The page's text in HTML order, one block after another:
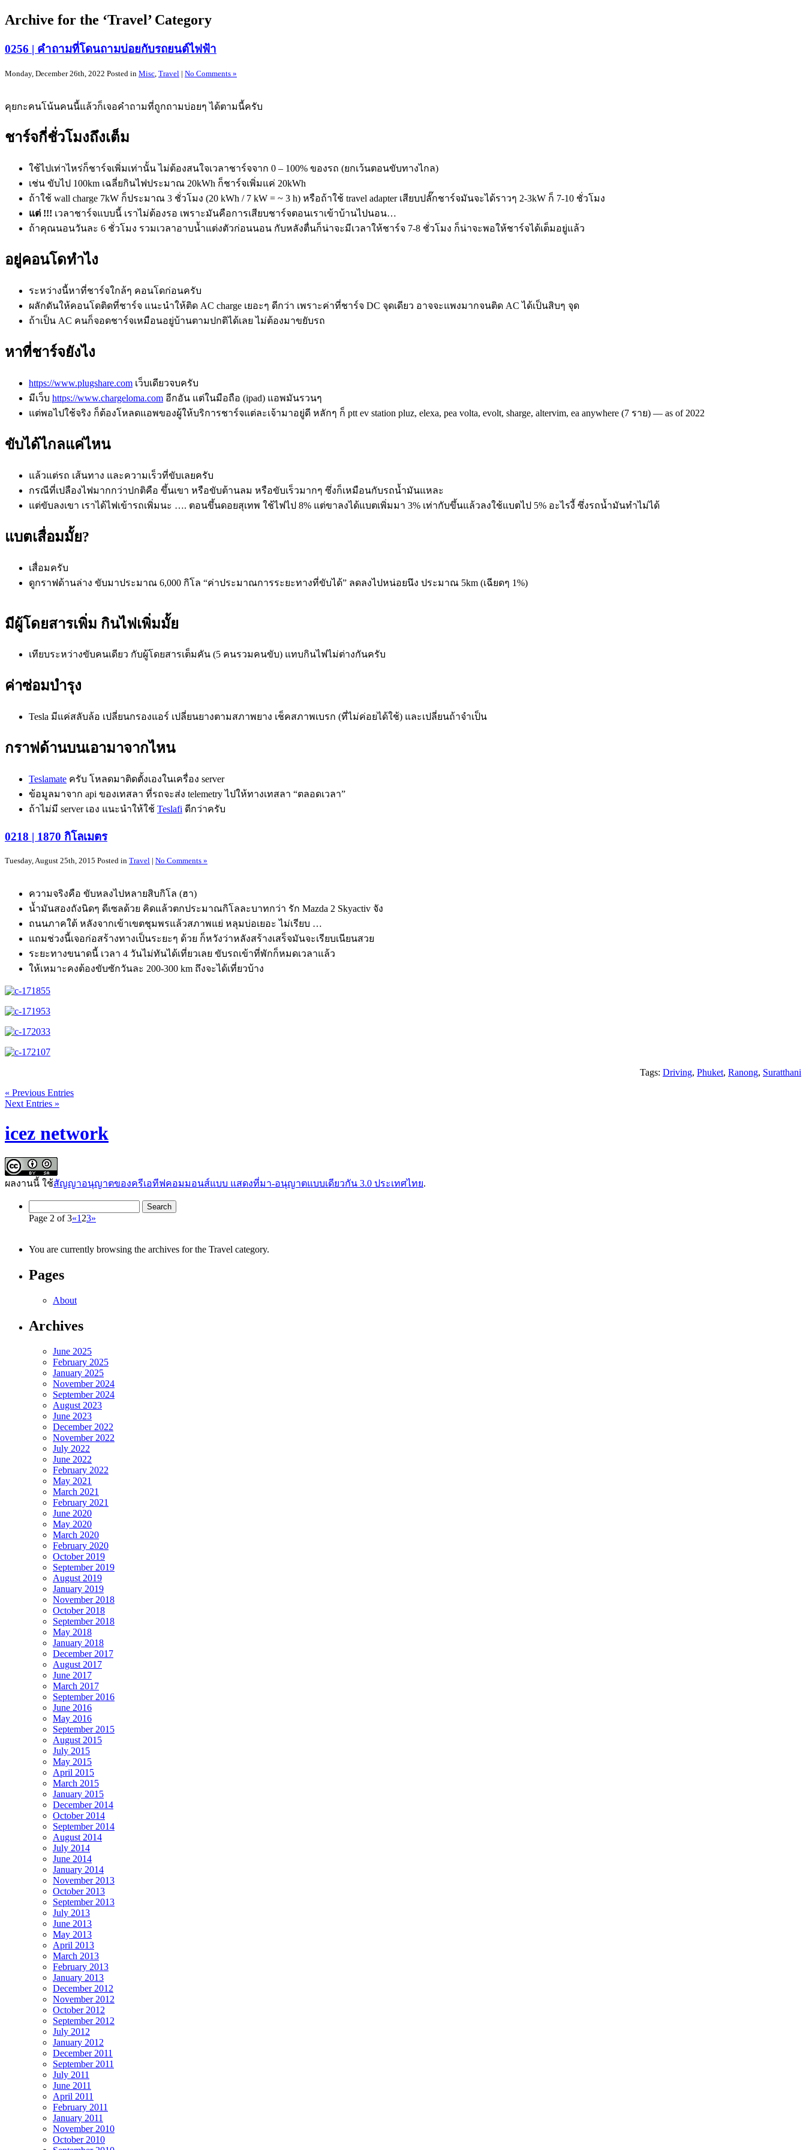
Archive for the ‘Travel’ Category
0256 | คำถามที่โดนถามบ่อยกับรถยนต์ไฟฟ้า
Monday, December 26th, 2022 Posted in Misc Travel | No Comments »
คุยกะคนโน้นคนนี้แล้วก็เจอคำถามที่ถูกถามบ่อยๆ ได้ตามนี้ครับ
ชาร์จกี่ชั่วโมงถึงเต็ม
ใช้ไปเท่าไหร่ก็ชาร์จเพิ่มเท่านั้น ไม่ต้องสนใจเวลาชาร์จจาก 0 – 100% ของรถ (ยกเว้นตอนขับทางไกล)
เช่น ขับไป 100km เฉลี่ยกินไฟประมาณ 20kWh ก็ชาร์จเพิ่มแค่ 20kWh
ถ้าใช้ wall charge 7kW ก็ประมาณ 3 ชั่วโมง (20 kWh / 7 kW = ~ 3 h) หรือถ้าใช้ travel adapter เสียบปลั๊กชาร์จมันจะได้ราวๆ 2-3kW ก็ 7-10 ชั่วโมง
แต่ !!! เวลาชาร์จแบบนี้ เราไม่ต้องรอ เพราะมันคือการเสียบชาร์จตอนเราเข้าบ้านไปนอน…
ถ้าคุณนอนวันละ 6 ชั่วโมง รวมเวลาอาบน้ำแต่งตัวก่อนนอน กับหลังตื่นก็น่าจะมีเวลาให้ชาร์จ 7-8 ชั่วโมง ก็น่าจะพอให้ชาร์จได้เต็มอยู่แล้ว
อยู่คอนโดทำไง
ระหว่างนี้หาที่ชาร์จใกล้ๆ คอนโดก่อนครับ
ผลักดันให้คอนโดติดที่ชาร์จ แนะนำให้ติด AC charge เยอะๆ ดีกว่า เพราะค่าที่ชาร์จ DC จุดเดียว อาจจะแพงมากจนติด AC ได้เป็นสิบๆ จุด
ถ้าเป็น AC คนก็จอดชาร์จเหมือนอยู่บ้านตามปกติได้เลย ไม่ต้องมาขยับรถ
หาที่ชาร์จยังไง
https://www.plugshare.com เว็บเดียวจบครับ
มีเว็บ https://www.chargeloma.com อีกอัน แต่ในมือถือ (ipad) แอพมันรวนๆ
แต่พอไปใช้จริง ก็ต้องโหลดแอพของผู้ให้บริการชาร์จแต่ละเจ้ามาอยู่ดี หลักๆ ก็ ptt ev station pluz, elexa, pea volta, evolt, sharge, altervim, ea anywhere (7 ราย) — as of 2022
ขับได้ไกลแค่ไหน
แล้วแต่รถ เส้นทาง และความเร็วที่ขับเลยครับ
กรณีที่เปลืองไฟมากกว่าปกติคือ ขึ้นเขา หรือขับต้านลม หรือขับเร็วมากๆ ซึ่งก็เหมือนกับรถน้ำมันแหละ
แต่ขับลงเขา เราได้ไฟเข้ารถเพิ่มนะ …. ตอนขึ้นดอยสุเทพ ใช้ไฟไป 8% แต่ขาลงได้แบตเพิ่มมา 3% เท่ากับขึ้นแล้วลงใช้แบตไป 5% อะไรงี้ ซึ่งรถน้ำมันทำไม่ได้
แบตเสื่อมมั้ย?
เสื่อมครับ
ดูกราฟด้านล่าง ขับมาประมาณ 6,000 กิโล “ค่าประมาณการระยะทางที่ขับได้” ลดลงไปหน่อยนึง ประมาณ 5km (เฉียดๆ 1%)
มีผู้โดยสารเพิ่ม กินไฟเพิ่มมั้ย
เทียบระหว่างขับคนเดียว กับผู้โดยสารเต็มคัน (5 คนรวมคนขับ) แทบกินไฟไม่ต่างกันครับ
ค่าซ่อมบำรุง
Tesla มีแค่สลับล้อ เปลี่ยนกรองแอร์ เปลี่ยนยางตามสภาพยาง เช็คสภาพเบรก (ที่ไม่ค่อยได้ใช้) และเปลี่ยนถ้าจำเป็น
กราฟด้านบนเอามาจากไหน
Teslamate ครับ โหลดมาติดตั้งเองในเครื่อง server
ข้อมูลมาจาก api ของเทสลา ที่รถจะส่ง telemetry ไปให้ทางเทสลา “ตลอดเวลา”
ถ้าไม่มี server เอง แนะนำให้ใช้ Teslafi ดีกว่าครับ
0218 | 1870 กิโลเมตร
Tuesday, August 25th, 2015 Posted in Travel | No Comments »
ความจริงคือ ขับหลงไปหลายสิบกิโล (ฮา)
น้ำมันสองถังนิดๆ ดีเซลด้วย คิดแล้วตกประมาณกิโลละบาทกว่า รัก Mazda 2 Skyactiv จัง
ถนนภาคใต้ หลังจากเข้าเขตชุมพรแล้วสภาพแย่ หลุมบ่อเยอะ ไม่เรียบ …
แถมช่วงนี้เจอก่อสร้างทางเป็นระยะๆ ด้วย ก็หวังว่าหลังสร้างเสร็จมันจะเรียบเนียนสวย
ระยะทางขนาดนี้ เวลา 4 วันไม่ทันได้เที่ยวเลย ขับรถเข้าที่พักก็หมดเวลาแล้ว
ให้เหมาะคงต้องขับซักวันละ 200-300 km ถึงจะได้เที่ยวบ้าง
Tags: Driving, Phuket, Ranong, Suratthani
« Previous Entries
Next Entries »
icez network
ผลงานนี้ ใช้สัญญาอนุญาตของครีเอทีฟคอมมอนส์แบบ แสดงที่มา-อนุญาตแบบเดียวกัน 3.0 ประเทศไทย.
Page 2 of 3«1 23»
You are currently browsing the archives for the Travel category.
Pages
About
Archives
June 2025
February 2025
January 2025
November 2024
September 2024
August 2023
June 2023
December 2022
November 2022
July 2022
June 2022
February 2022
May 2021
March 2021
February 2021
June 2020
May 2020
March 2020
February 2020
October 2019
September 2019
August 2019
January 2019
November 2018
October 2018
September 2018
May 2018
January 2018
December 2017
August 2017
June 2017
March 2017
September 2016
June 2016
May 2016
September 2015
August 2015
July 2015
May 2015
April 2015
March 2015
January 2015
December 2014
October 2014
September 2014
August 2014
July 2014
June 2014
January 2014
November 2013
October 2013
September 2013
July 2013
June 2013
May 2013
April 2013
March 2013
February 2013
January 2013
December 2012
November 2012
October 2012
September 2012
July 2012
January 2012
December 2011
September 2011
July 2011
June 2011
April 2011
February 2011
January 2011
November 2010
October 2010